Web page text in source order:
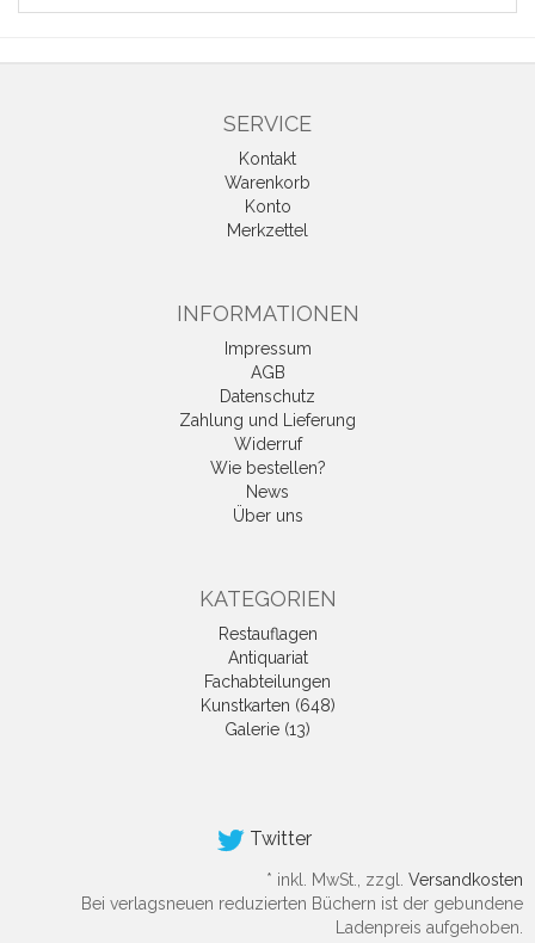
SERVICE
Kontakt
Warenkorb
Konto
Merkzettel
INFORMATIONEN
Impressum
AGB
Datenschutz
Zahlung und Lieferung
Widerruf
Wie bestellen?
News
Über uns
KATEGORIEN
Restauflagen
Antiquariat
Fachabteilungen
Kunstkarten (648)
Galerie (13)
Twitter
* inkl. MwSt., zzgl. Versandkosten
Bei verlagsneuen reduzierten Büchern ist der gebundene
Ladenpreis aufgehoben.